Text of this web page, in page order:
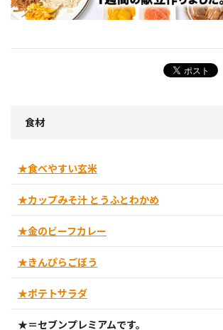
食材
★食べやすい玄米
★カップみそ汁 とうふとわかめ
★金のビーフカレー
★きんぴらごぼう
★ポテトサラダ
★＝セブンプレミアムです。